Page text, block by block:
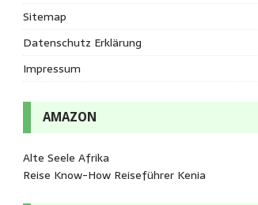
Sitemap
Datenschutz Erklärung
Impressum
AMAZON
Alte Seele Afrika
Reise Know-How Reiseführer Kenia